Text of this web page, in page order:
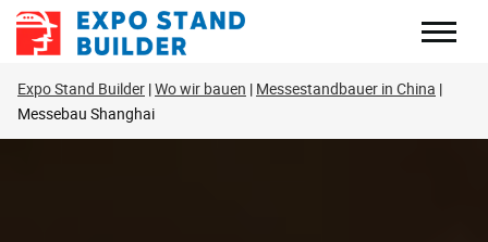
Zum
Inhalt
Expo Stand Builder Wo wir bauen Messestandbauer in China
Messebau Shanghai